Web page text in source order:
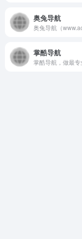
奥兔导航
掌酷导航